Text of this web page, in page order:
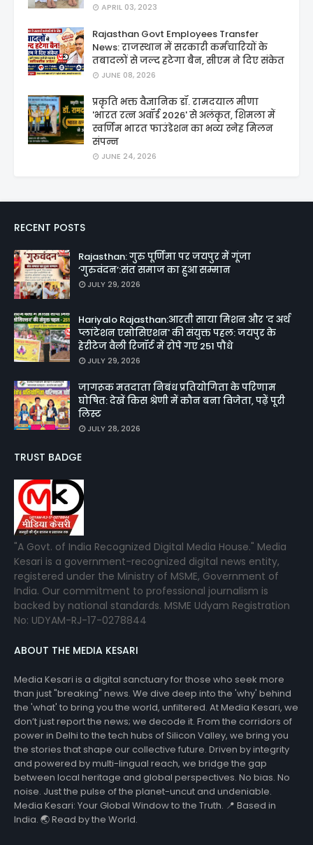
APRIL 03, 2023
Rajasthan Govt Employees Transfer
News: राजस्थान में सरकारी कर्मचारियों के
तबादलों से जल्द हटेगा बैन, सीएम ने दिए संकेत
JUNE 08, 2026
प्रकृति भक्त वैज्ञानिक डॉ. रामदयाल मीणा
'भारत रत्न अवॉर्ड 2026' से अलंकृत, शिमला में
स्वर्णिम भारत फाउंडेशन का भव्य स्नेह मिलन
संपन्न
JUNE 24, 2026
RECENT POSTS
Rajasthan: गुरु पूर्णिमा पर जयपुर में गूंजा
‘गुरुवंदन’:संत समाज का हुआ सम्मान
JULY 29, 2026
Hariyalo Rajasthan:आरती साया मिशन और 'द अर्थ
प्लांटेशन एसोसिएशन' की संयुक्त पहल: जयपुर के
हेरीटेज वैली रिजॉर्ट में रोपे गए 251 पौधे
JULY 29, 2026
जागरूक मतदाता निबंध प्रतियोगिता के परिणाम
घोषित: देखें किस श्रेणी में कौन बना विजेता, पढ़ें पूरी
लिस्ट
JULY 28, 2026
TRUST BADGE
"A Govt. of India Recognized Digital Media House." Media
Kesari is a government-recognized digital news entity,
registered under the Ministry of MSME, Government of
India. Our commitment to professional journalism is
backed by national standards. MSME Udyam Registration
No: UDYAM-RJ-17-0278844
ABOUT THE MEDIA KESARI
Media Kesari is a digital sanctuary for those who seek more
than just "breaking" news. We dive deep into the 'why' behind
the 'what' to bring you the world, unfiltered. At Media Kesari, we
don’t just report the news; we decode it. From the corridors of
power in Delhi to the tech hubs of Silicon Valley, we bring you
the stories that shape our collective future. Driven by integrity
and powered by multi-lingual reach, we bridge the gap
between local heritage and global perspectives. No bias. No
noise. Just the pulse of the planet-uncut and undeniable.
Media Kesari: Your Global Window to the Truth. 📍 Based in
India. 🌏 Read by the World.